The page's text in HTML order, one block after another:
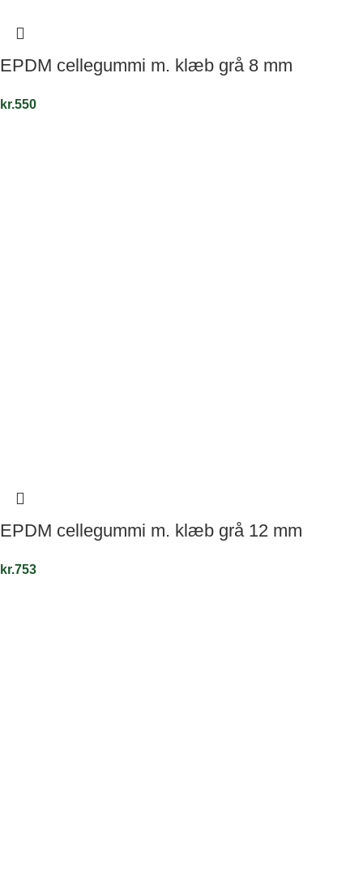
EPDM cellegummi m. klæb grå 8 mm
kr.550
EPDM cellegummi m. klæb grå 12 mm
kr.753